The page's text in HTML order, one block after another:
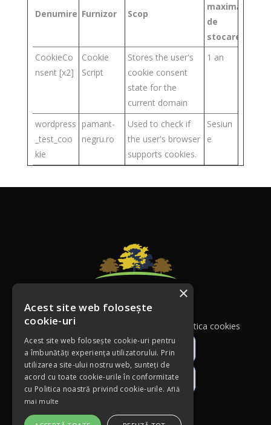
Denumire Furnizor Scop
maximă
de
stocare
CookieCo
nsent [x2]
Cookie
Script
Stores the user's
cookie consent
state for the
current domain
1 an
wordpress
_test_coo
kie
pamant-
negru.ro
Used to check if
the user's browser
supports cookies.
Sesiun
e
© Copyright 2023 - As Construct srl| Politica cookies
×
Acest site web folosește
cookie-uri
Acest site web folosește cookie-uri pentru
a îmbunătăți experiența utilizatorului. Prin
utilizarea site-ului nostru web, sunteți de
acord cu toate cookie-urile în conformitate
cu Politica noastră privind cookie-urile. Află
mai multe